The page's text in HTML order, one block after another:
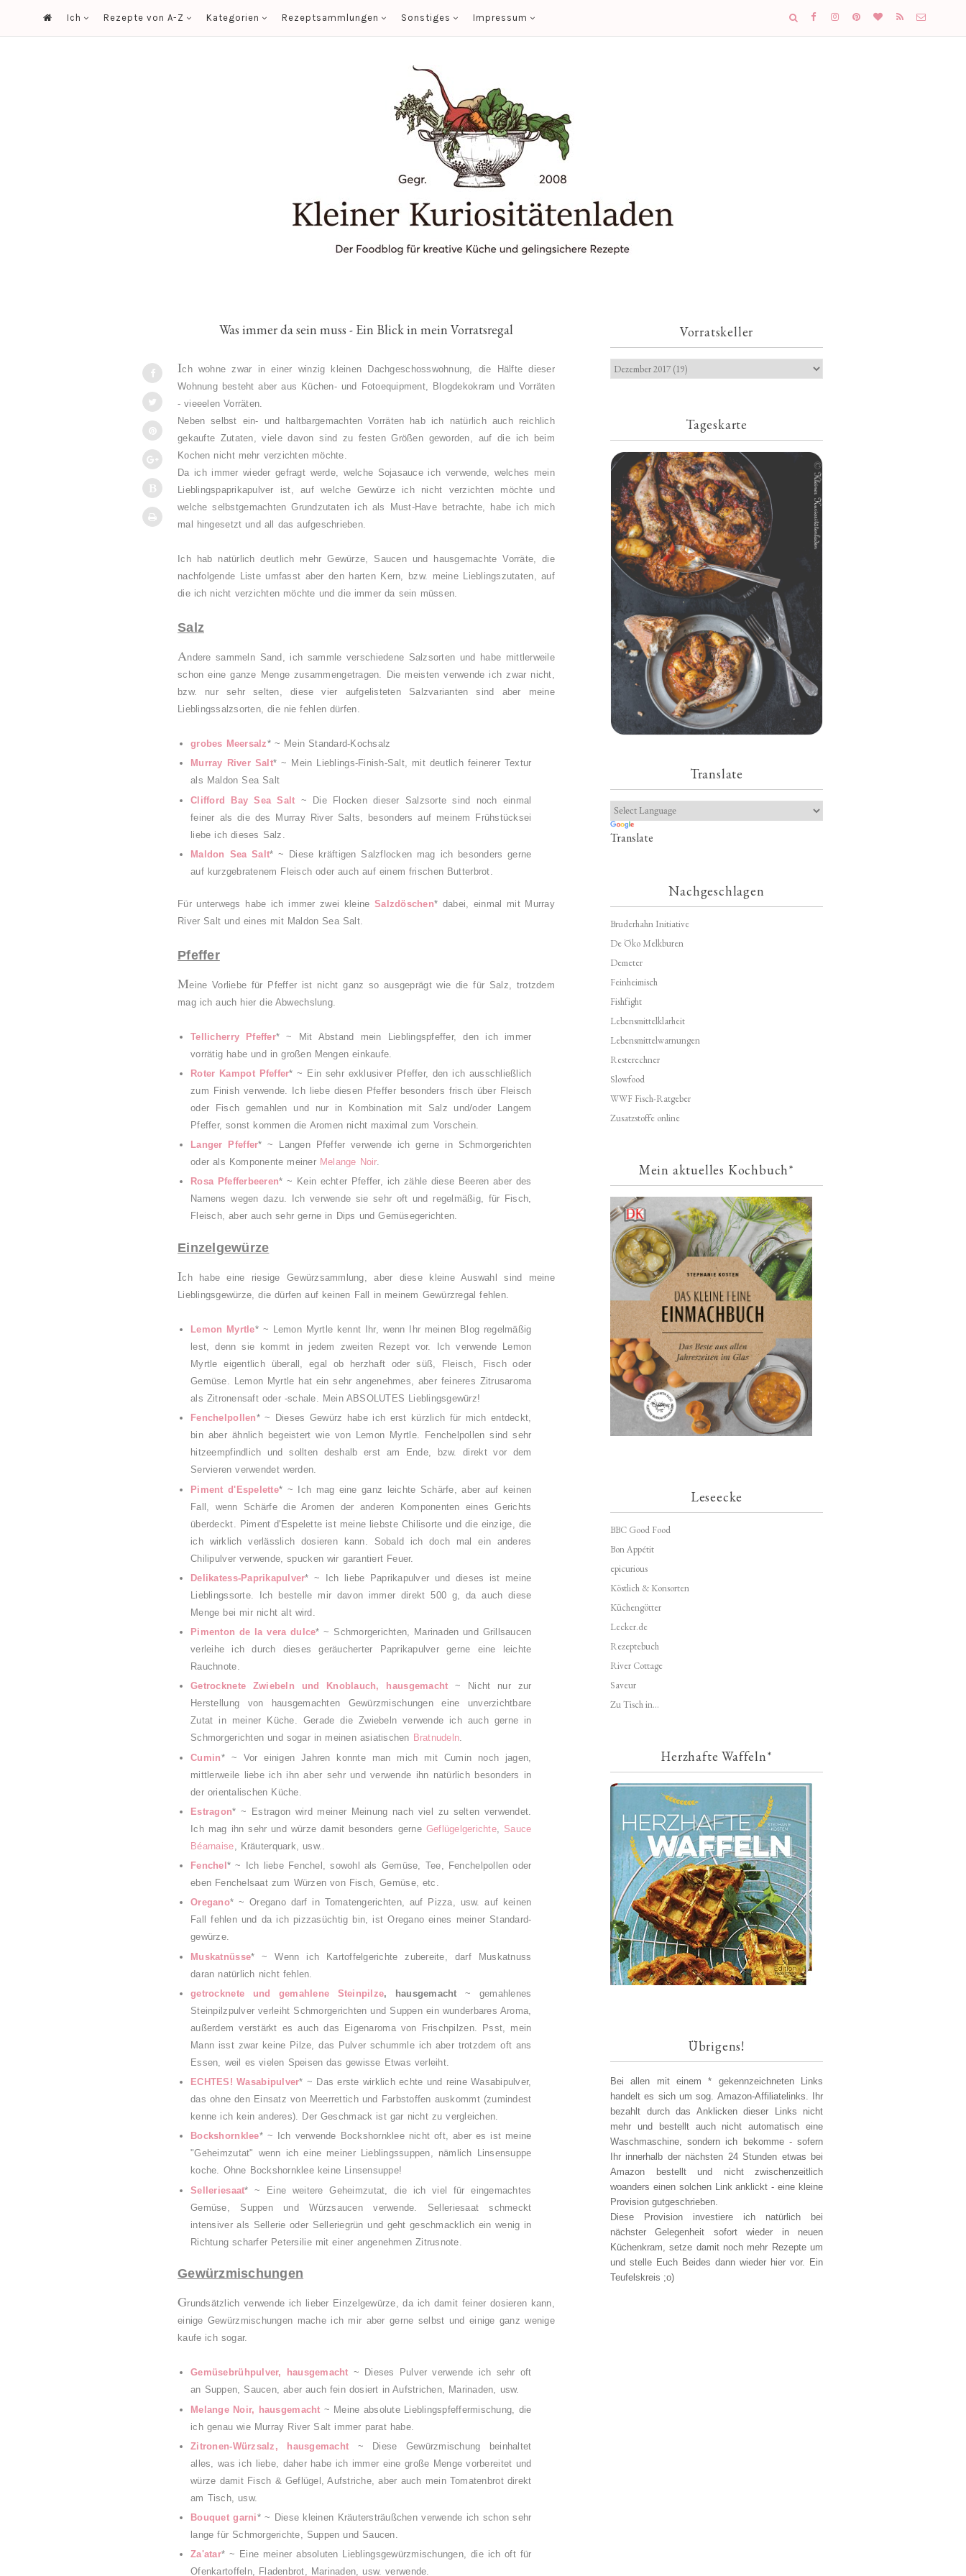
Ich Rezepte von A-Z Kategorien Rezeptsammlungen Sonstiges Impressum
Was immer da sein muss - Ein Blick in mein Vorratsregal
Ich wohne zwar in einer winzig kleinen Dachgeschosswohnung, die Hälfte dieser
Wohnung besteht aber aus Küchen- und Fotoequipment, Blogdekokram und Vorräten
- vieeelen Vorräten.
Neben selbst ein- und haltbargemachten Vorräten hab ich natürlich auch reichlich
gekaufte Zutaten, viele davon sind zu festen Größen geworden, auf die ich beim
Kochen nicht mehr verzichten möchte.
Da ich immer wieder gefragt werde, welche Sojasauce ich verwende, welches mein
Lieblingspaprikapulver ist, auf welche Gewürze ich nicht verzichten möchte und
welche selbstgemachten Grundzutaten ich als Must-Have betrachte, habe ich mich
mal hingesetzt und all das aufgeschrieben.
Ich hab natürlich deutlich mehr Gewürze, Saucen und hausgemachte Vorräte, die
nachfolgende Liste umfasst aber den harten Kern, bzw. meine Lieblingszutaten, auf
die ich nicht verzichten möchte und die immer da sein müssen.
Salz
Andere sammeln Sand, ich sammle verschiedene Salzsorten und habe mittlerweile
schon eine ganze Menge zusammengetragen. Die meisten verwende ich zwar nicht,
bzw. nur sehr selten, diese vier aufgelisteten Salzvarianten sind aber meine
Lieblingssalzsorten, die nie fehlen dürfen.
grobes Meersalz* ~ Mein Standard-Kochsalz
Murray River Salt* ~ Mein Lieblings-Finish-Salt, mit deutlich feinerer Textur
als Maldon Sea Salt
Clifford Bay Sea Salt ~ Die Flocken dieser Salzsorte sind noch einmal
feiner als die des Murray River Salts, besonders auf meinem Frühstücksei
liebe ich dieses Salz.
Maldon Sea Salt* ~ Diese kräftigen Salzflocken mag ich besonders gerne
auf kurzgebratenem Fleisch oder auch auf einem frischen Butterbrot.
Für unterwegs habe ich immer zwei kleineSalzdöschen* dabei, einmal mit Murray
River Salt und eines mit Maldon Sea Salt.
Pfeffer
Meine Vorliebe für Pfeffer ist nicht ganz so ausgeprägt wie die für Salz, trotzdem
mag ich auch hier die Abwechslung.
Tellicherry Pfeffer* ~ Mit Abstand mein Lieblingspfeffer, den ich immer
vorrätig habe und in großen Mengen einkaufe.
Roter Kampot Pfeffer* ~ Ein sehr exklusiver Pfeffer, den ich ausschließlich
zum Finish verwende. Ich liebe diesen Pfeffer besonders frisch über Fleisch
oder Fisch gemahlen und nur in Kombination mit Salz und/oder Langem
Pfeffer, sonst kommen die Aromen nicht maximal zum Vorschein.
Langer Pfeffer* ~ Langen Pfeffer verwende ich gerne in Schmorgerichten
oder als Komponente meiner Melange Noir.
Rosa Pfefferbeeren* ~ Kein echter Pfeffer, ich zähle diese Beeren aber des
Namens wegen dazu. Ich verwende sie sehr oft und regelmäßig, für Fisch,
Fleisch, aber auch sehr gerne in Dips und Gemüsegerichten.
Einzelgewürze
Ich habe eine riesige Gewürzsammlung, aber diese kleine Auswahl sind meine
Lieblingsgewürze, die dürfen auf keinen Fall in meinem Gewürzregal fehlen.
Lemon Myrtle* ~ Lemon Myrtle kennt Ihr, wenn Ihr meinen Blog regelmäßig
lest, denn sie kommt in jedem zweiten Rezept vor. Ich verwende Lemon
Myrtle eigentlich überall, egal ob herzhaft oder süß, Fleisch, Fisch oder
Gemüse. Lemon Myrtle hat ein sehr angenehmes, aber feineres Zitrusaroma
als Zitronensaft oder -schale. Mein ABSOLUTES Lieblingsgewürz!
Fenchelpollen* ~ Dieses Gewürz habe ich erst kürzlich für mich entdeckt,
bin aber ähnlich begeistert wie von Lemon Myrtle. Fenchelpollen sind sehr
hitzeempfindlich und sollten deshalb erst am Ende, bzw. direkt vor dem
Servieren verwendet werden.
Piment d'Espelette* ~ Ich mag eine ganz leichte Schärfe, aber auf keinen
Fall, wenn Schärfe die Aromen der anderen Komponenten eines Gerichts
überdeckt. Piment d'Espelette ist meine liebste Chilisorte und die einzige, die
ich wirklich verlässlich dosieren kann. Sobald ich doch mal ein anderes
Chilipulver verwende, spucken wir garantiert Feuer.
Delikatess-Paprikapulver* ~ Ich liebe Paprikapulver und dieses ist meine
Lieblingssorte. Ich bestelle mir davon immer direkt 500 g, da auch diese
Menge bei mir nicht alt wird.
Pimenton de la vera dulce* ~ Schmorgerichten, Marinaden und Grillsaucen
verleihe ich durch dieses geräucherter Paprikapulver gerne eine leichte
Rauchnote.
Getrocknete Zwiebeln und Knoblauch, hausgemacht
~ Nicht nur zur
Herstellung von hausgemachten Gewürzmischungen eine unverzichtbare
Zutat in meiner Küche. Gerade die Zwiebeln verwende ich auch gerne in
Schmorgerichten und sogar in meinen asiatischen Bratnudeln.
Cumin* ~ Vor einigen Jahren konnte man mich mit Cumin noch jagen,
mittlerweile liebe ich ihn aber sehr und verwende ihn natürlich besonders in
der orientalischen Küche.
Estragon* ~ Estragon wird meiner Meinung nach viel zu selten verwendet.
Ich mag ihn sehr und würze damit besonders gerne Geflügelgerichte
Sauce
Béarnaise , Kräuterquark, usw..
Fenchel* ~ Ich liebe Fenchel, sowohl als Gemüse, Tee, Fenchelpollen oder
eben Fenchelsaat zum Würzen von Fisch, Gemüse, etc.
Oregano* ~ Oregano darf in Tomatengerichten, auf Pizza, usw. auf keinen
Fall fehlen und da ich pizzasüchtig bin, ist Oregano eines meiner Standard-
gewürze.
Muskatnüsse* ~ Wenn ich Kartoffelgerichte zubereite, darf Muskatnuss
daran natürlich nicht fehlen.
getrocknete und gemahlene Steinpilze, hausgemacht ~ gemahlenes
Steinpilzpulver verleiht Schmorgerichten und Suppen ein wunderbares Aroma,
außerdem verstärkt es auch das Eigenaroma von Frischpilzen. Psst, mein
Mann isst zwar keine Pilze, das Pulver schummle ich aber trotzdem oft ans
Essen, weil es vielen Speisen das gewisse Etwas verleiht.
ECHTES! Wasabipulver* ~ Das erste wirklich echte und reine Wasabipulver,
das ohne den Einsatz von Meerrettich und Farbstoffen auskommt (zumindest
kenne ich kein anderes). Der Geschmack ist gar nicht zu vergleichen.
Bockshornklee* ~ Ich verwende Bockshornklee nicht oft, aber es ist meine
"Geheimzutat" wenn ich eine meiner Lieblingssuppen, nämlich Linsensuppe
koche. Ohne Bockshornklee keine Linsensuppe!
Selleriesaat* ~ Eine weitere Geheimzutat, die ich viel für eingemachtes
Gemüse, Suppen und Würzsaucen verwende. Selleriesaat schmeckt
intensiver als Sellerie oder Selleriegrün und geht geschmacklich ein wenig in
Richtung scharfer Petersilie mit einer angenehmen Zitrusnote.
Gewürzmischungen
Grundsätzlich verwende ich lieber Einzelgewürze, da ich damit feiner dosieren kann,
einige Gewürzmischungen mache ich mir aber gerne selbst und einige ganz wenige
kaufe ich sogar.
Gemüsebrühpulver, hausgemacht ~ Dieses Pulver verwende ich sehr oft
an Suppen, Saucen, aber auch fein dosiert in Aufstrichen, Marinaden, usw.
Melange Noir, hausgemacht ~ Meine absolute Lieblingspfeffermischung, die
ich genau wie Murray River Salt immer parat habe.
Zitronen-Würzsalz, hausgemacht ~ Diese Gewürzmischung beinhaltet
alles, was ich liebe, daher habe ich immer eine große Menge vorbereitet und
würze damit Fisch & Geflügel, Aufstriche, aber auch mein Tomatenbrot direkt
am Tisch, usw.
Bouquet garni* ~ Diese kleinen Kräutersträußchen verwende ich schon sehr
lange für Schmorgerichte, Suppen und Saucen.
Za'atar* ~ Eine meiner absoluten Lieblingsgewürzmischungen, die ich oft für
Ofenkartoffeln, Fladenbrot, Marinaden, usw. verwende.
Vorratskeller
Tageskarte
Geschmorte Hähnchenschenkel auf
Paprikakraut und kleinen Kartoffeln
Translate
Translate
Nachgeschlagen
Bruderhahn Initiative
De Öko Melkburen
Demeter
Feinheimisch
Fishfight
Lebensmittelklarheit
Lebensmittelwarnungen
Resterechner
Slowfood
WWF Fisch-Ratgeber
Zusatzstoffe online
Mein aktuelles Kochbuch*
Leseecke
BBC Good Food
Bon Appétit
epicurious
Köstlich & Konsorten
Küchengötter
Lecker.de
Rezeptebuch
River Cottage
Saveur
Zu Tisch in...
Herzhafte Waffeln*
Übrigens!
Bei allen mit einem * gekennzeichneten Links
handelt es sich um sog. Amazon-Affiliatelinks. Ihr
bezahlt durch das Anklicken dieser Links nicht
mehr und bestellt auch nicht automatisch eine
Waschmaschine, sondern ich bekomme - sofern
Ihr innerhalb der nächsten 24 Stunden etwas bei
Amazon bestellt und nicht zwischenzeitlich
woanders einen solchen Link anklickt - eine kleine
Provision gutgeschrieben.
Diese Provision investiere ich natürlich bei
nächster Gelegenheit sofort wieder in neuen
Küchenkram, setze damit noch mehr Rezepte um
und stelle Euch Beides dann wieder hier vor. Ein
Teufelskreis ;o)